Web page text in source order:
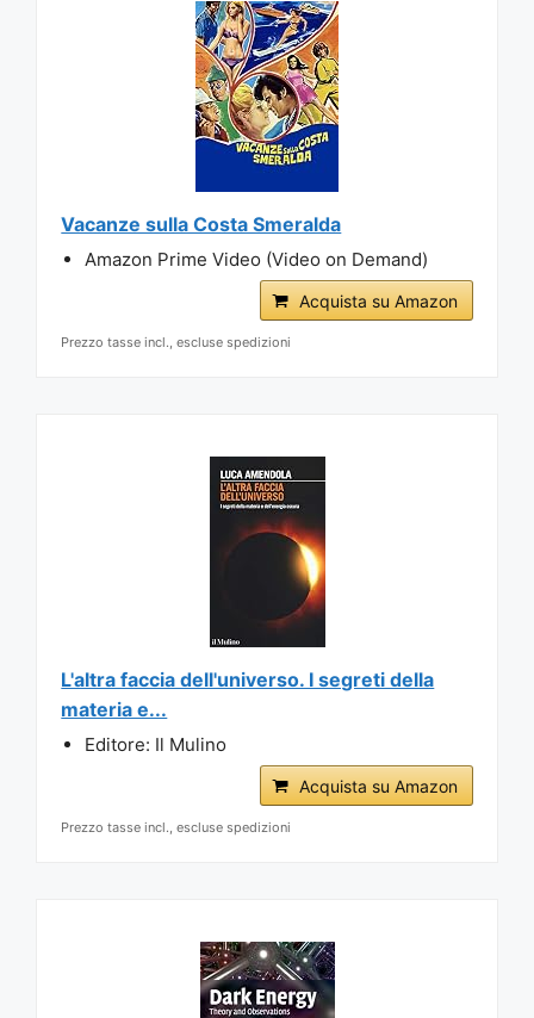
Vacanze sulla Costa Smeralda
Amazon Prime Video (Video on Demand)
Acquista su Amazon
Prezzo tasse incl., escluse spedizioni
L'altra faccia dell'universo. I segreti della
materia e...
Editore: Il Mulino
Acquista su Amazon
Prezzo tasse incl., escluse spedizioni